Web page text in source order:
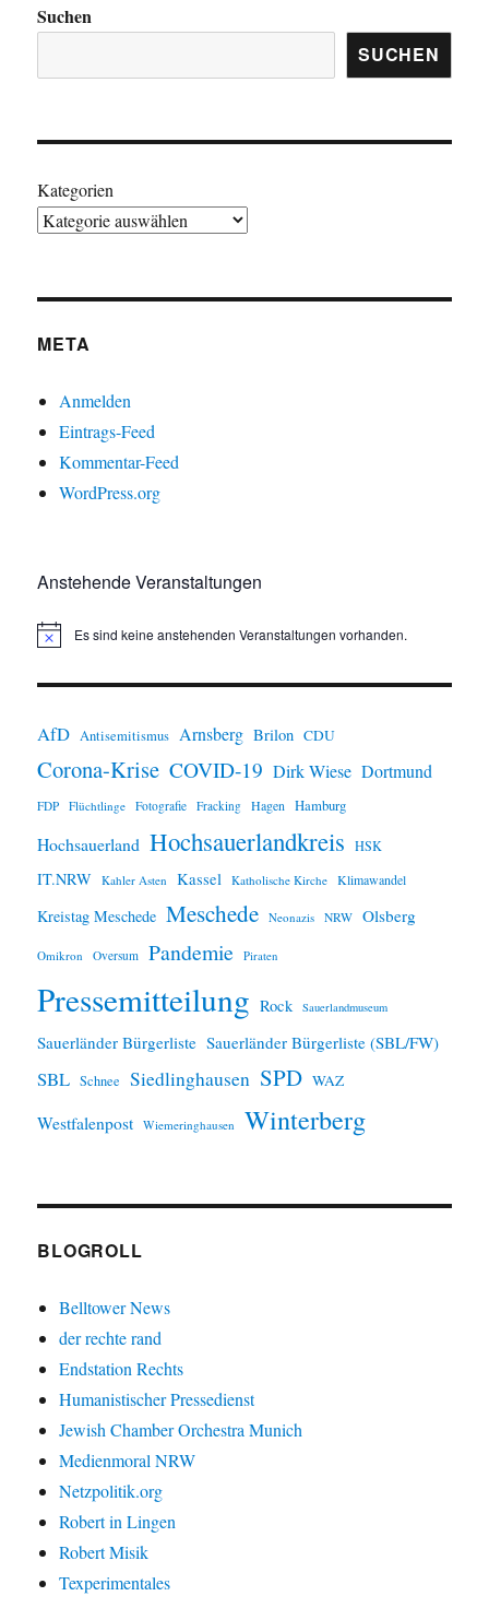
Suchen
SUCHEN
Kategorien
META
Anmelden
Eintrags-Feed
Kommentar-Feed
WordPress.org
Anstehende Veranstaltungen
H
s
Es sind keine anstehenden Veranstaltungen vorhanden.
AfD Antisemitismus Arnsberg Brilon CDU
Corona-Krise COVID-19 Dirk Wiese Dortmund
FDP Flüchtlinge Fotografie Fracking Hagen Hamburg
Hochsauerland Hochsauerlandkreis HSK
IT.NRW Kahler Asten Kassel Katholische Kirche Klimawandel
Kreistag Meschede Meschede Neonazis NRW Olsberg
Omikron Oversum Pandemie Piraten
Pressemitteilung Rock Sauerlandmuseum
Sauerländer Bürgerliste Sauerländer Bürgerliste (SBL/FW)
SBL Schnee Siedlinghausen SPD WAZ
Westfalenpost Wiemeringhausen Winterberg
BLOGROLL
Belltower News
der rechte rand
Endstation Rechts
Humanistischer Pressedienst
Jewish Chamber Orchestra Munich
Medienmoral NRW
Netzpolitik.org
Robert in Lingen
Robert Misik
Texperimentales